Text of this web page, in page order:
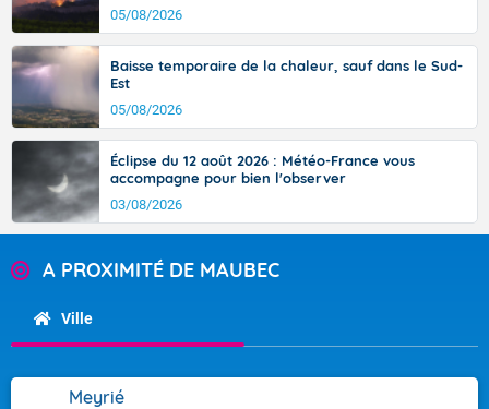
05/08/2026
Baisse temporaire de la chaleur, sauf dans le Sud-
Est
05/08/2026
Éclipse du 12 août 2026 : Météo-France vous
accompagne pour bien l'observer
03/08/2026
A PROXIMITÉ DE MAUBEC
Ville
Meyrié